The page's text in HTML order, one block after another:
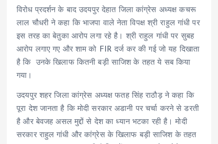
विरोध प्रदर्शन के बाद उदयपुर देहात जिला कांग्रेस अध्यक्ष कचरू
लाल चौधरी ने कहा कि भाजपा वाले नेता विपक्ष श्री राहुल गांधी पर
इस तरह का बेतुका आरोप लगा रहे है। श्री राहुल गांधी पर सुबह
आरोप लगाए गए और शाम को FIR दर्ज कर की गई जो यह दिखाता
है कि उनके खिलाफ कितनी बड़ी साजिश के तहत ये सब किया
गया।
उदयपुर शहर जिला कांग्रेस अध्यक्ष फतह सिंह राठौड़ ने कहा कि
पूरा देश जानता है कि मोदी सरकार अडानी पर चर्चा करने से डरती
है और बेवजह असल मुद्दों से देश का ध्यान भटका रही है। मोदी
सरकार राहुल गांधी और कांग्रेस के खिलाफ बड़ी साजिश के तहत